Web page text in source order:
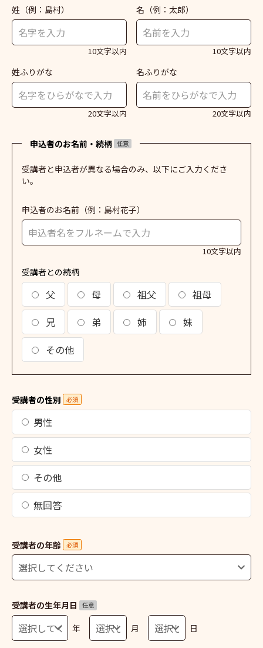
姓 （例：島村）
10文字以内
名 （例：太郎）
10文字以内
姓ふりがな
20文字以内
名ふりがな
20文字以内
申込者のお名前・続柄 任意
受講者と申込者が異なる場合のみ、以下にご入力くださ
い。
申込者のお名前 （例：島村花子）
10文字以内
受講者との続柄
父 母 祖父
祖母
兄
弟 姉
妹
その他
受講者の性別 必須
男性
女性
その他
無回答
受講者の年齢 必須
受講者の生年月日 任意
年 月 日